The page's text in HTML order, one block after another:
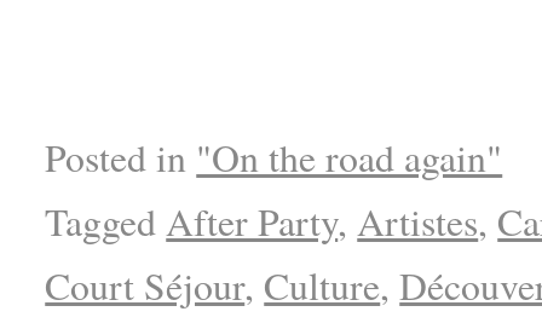
Posted in "On the road again"
TaggedAfter Party,Artistes,
Court Séjour, Culture,